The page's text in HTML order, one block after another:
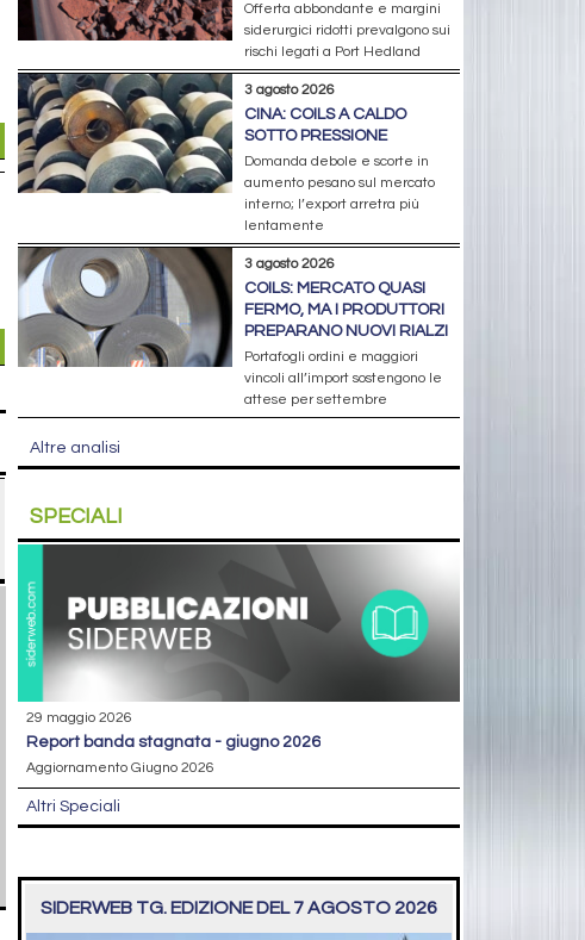
Offerta abbondante e margini
siderurgici ridotti prevalgono sui
rischi legati a Port Hedland
3 agosto 2026
CINA: COILS A CALDO
SOTTO PRESSIONE
Domanda debole e scorte in
aumento pesano sul mercato
interno; l’export arretra più
lentamente
3 agosto 2026
COILS: MERCATO QUASI
FERMO, MA I PRODUTTORI
PREPARANO NUOVI RIALZI
Portafogli ordini e maggiori
vincoli all’import sostengono le
attese per settembre
Altre analisi
SPECIALI
29 maggio 2026
report banda stagnata - giugno 2026
Aggiornamento Giugno 2026
Altri Speciali
SIDERWEB TG. EDIZIONE DEL 7 AGOSTO 2026